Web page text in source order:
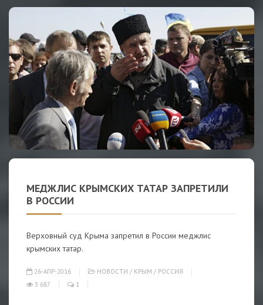
МЕДЖЛИС КРЫМСКИХ ТАТАР ЗАПРЕТИЛИ
В РОССИИ
Верховный суд Крыма запретил в России меджлис
крымских татар.
26-АПР-2016 НОВОСТИ / КРЫМ / РОССИЯ
3 687
1